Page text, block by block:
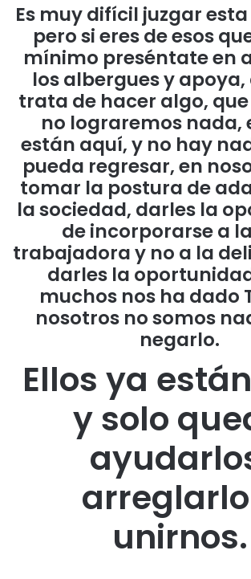
Es muy difícil juzgar
pero si eres de esos
mínimo preséntate en
los albergues y
trata de hacer algo,
no lograremos nada,
están aquí, y no hay
pueda regresar, en
tomar la postura de
la sociedad, darles la
de incorporarse a
trabajadora y no a la
darles la
muchos nos ha dado
nosotros no somos
negarlo.
Ellos ya
y solo
unirnos.